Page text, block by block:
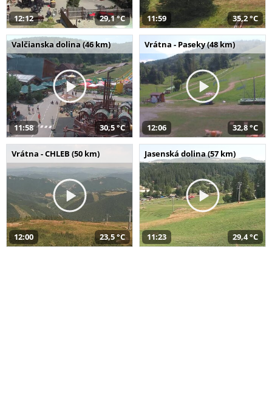
12:12 29,1 °C 11:59 35,2 °C
Valčianska dolina (46 km)
11:58 30,5 °C
Vrátna - Paseky (48 km)
12:06 32,8 °C
Vrátna - CHLEB (50 km)
12:00 23,5 °C
Jasenská dolina (57 km)
11:23 29,4 °C